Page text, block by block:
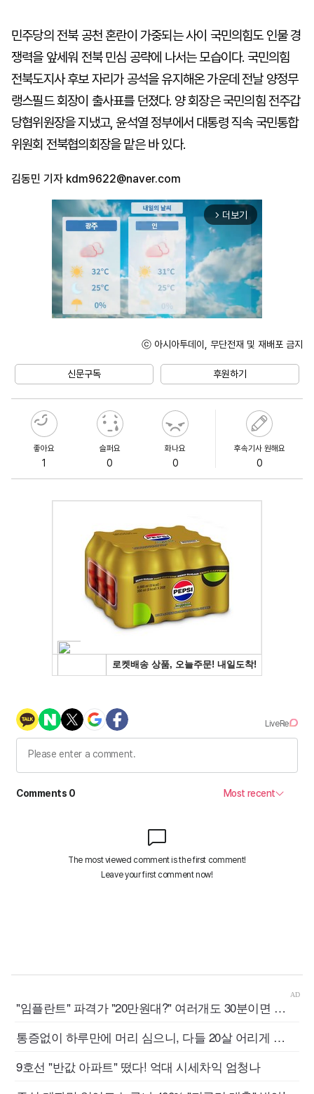
민주당의 전북 공천 혼란이 가중되는 사이 국민의힘도 인물 경
쟁력을 앞세워 전북 민심 공략에 나서는 모습이다. 국민의힘
전북도지사 후보 자리가 공석을 유지해온 가운데 전날 양정무
랭스필드 회장이 출사표를 던졌다. 양 회장은 국민의힘 전주갑
당협위원장을 지냈고, 윤석열 정부에서 대통령 직속 국민통합
위원회 전북협의회장을 맡은 바 있다.
김동민 기자 kdm9622@naver.com
arrow_forward_ios 더보기
ⓒ 아시아투데이, 무단전재 및 재배포 금지
신문구독 후원하기
좋아요
1
슬퍼요
0
화나요
0
후속기사 원해요
0